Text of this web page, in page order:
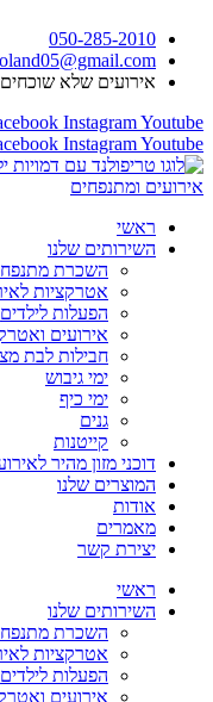
לתוכן
050-285-2010
אירועים שלא שוכחים
InstagramYoutube
InstagramYoutube
ראשי
השירותים שלנו
השכרת
אטרקציות
הפעלות לילדים
אירועים
חבילות לבת
ימי גיבוש
ימי כיף
גנים
קייטנות
דוכני מזון מהיר
המוצרים שלנו
אודות
מאמרים
יצירת קשר
ראשי
השירותים שלנו
השכרת
אטרקציות
הפעלות לילדים
אירועים